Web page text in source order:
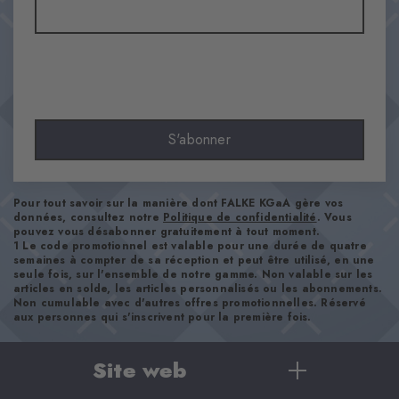
Opaque
lisse
Longueur de tige
Confort
ultra-doux
Type d'ourlet
A côtes
Renforts
aucun
Style
S'abonner
Pour tout savoir sur la manière dont FALKE KGaA gère vos
données, consultez notre Politique de confidentialité. Vous
pouvez vous désabonner gratuitement à tout moment.
1 Le code promotionnel est valable pour une durée de quatre
semaines à compter de sa réception et peut être utilisé, en une
seule fois, sur l'ensemble de notre gamme. Non valable sur les
articles en solde, les articles personnalisés ou les abonnements.
Non cumulable avec d'autres offres promotionnelles. Réservé
aux personnes qui s'inscrivent pour la première fois.
Site web